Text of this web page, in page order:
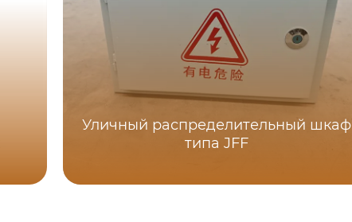
Уличный распределительный шкаф
типа JFF